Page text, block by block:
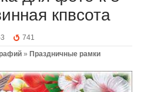
кпвсота
741
» Праздничные рамки